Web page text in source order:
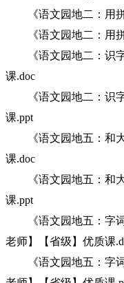
《语文园地二：用拼
《语文园地二：用拼
《语文园地二：识字
课.doc
《语文园地二：识字
课.ppt
《语文园地五：和大
课.doc
《语文园地五：和大
课.ppt
《语文园地五：字词
老师】【省级】优质课
《语文园地五：字词